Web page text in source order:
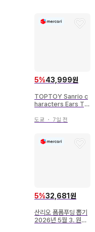
5%43,999원
TOPTOY Sanrio c
haracters Ears Tyi
021년
도쿄 ・ 7일 전
5%32,681원
산리오 폼폼푸딩 뽑기
2026년 5월 3. 원통